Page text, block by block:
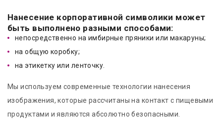
Нанесение корпоративной символики может
быть выполнено разными способами:
непосредственно на имбирные пряники или макаруны;
на общую коробку;
на этикетку или ленточку.
Мы используем современные технологии нанесения
изображения, которые рассчитаны на контакт с пищевыми
продуктами и являются абсолютно безопасными.